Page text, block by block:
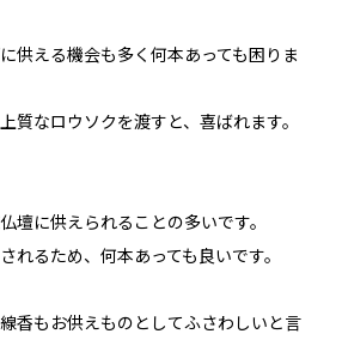
供える機会も多く何本あっても困りま
質なロウソクを渡すと、喜ばれます。
壇に供えられることの多いです。
れるため、何本あっても良いです。
香もお供えものとしてふさわしいと言